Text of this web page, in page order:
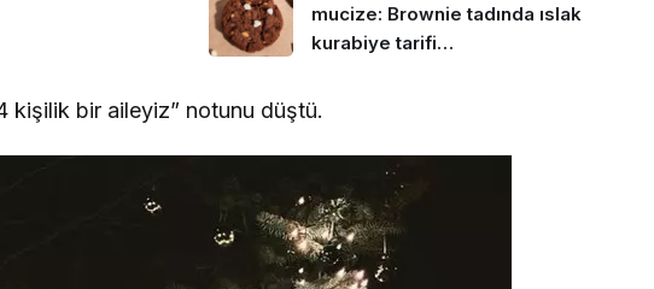
mucize: Brownie tadında ıslak
kurabiye tarifi…
kişilik bir aileyiz” notunu düştü.